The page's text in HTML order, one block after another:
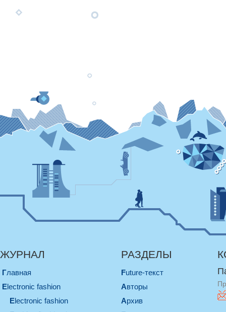
ЖУРНАЛ
Главная
electronic fashion
electronic fashion
РАЗДЕЛЫ
Future-текст
Авторы
Архив